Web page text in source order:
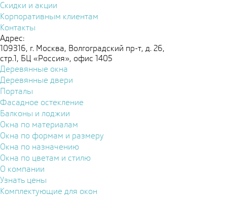
Скидки и акции
Корпоративным клиентам
Контакты
Адрес:
109316, г. Москва, Волгоградский пр-т, д. 26,
стр.1, БЦ «Россия», офис 1405
Деревянные окна
Деревянные двери
Порталы
Фасадное остекление
Балконы и лоджии
Окна по материалам
Окна по формам и размеру
Окна по назначению
Окна по цветам и стилю
О компании
Узнать цены
Комплектующие для окон